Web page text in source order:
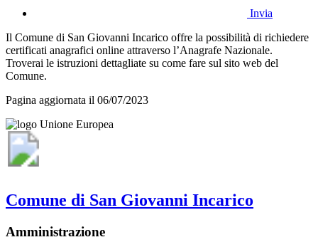
Invia
Il Comune di San Giovanni Incarico offre la possibilità di richiedere
certificati anagrafici online attraverso l’Anagrafe Nazionale.
Troverai le istruzioni dettagliate su come fare sul sito web del
Comune.
Pagina aggiornata il 06/07/2023
Comune di San Giovanni Incarico
Amministrazione